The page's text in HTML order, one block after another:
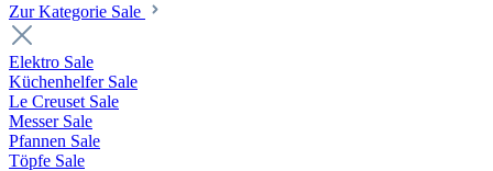
Zur Kategorie Sale
Elektro Sale
Küchenhelfer Sale
Le Creuset Sale
Messer Sale
Pfannen Sale
Töpfe Sale